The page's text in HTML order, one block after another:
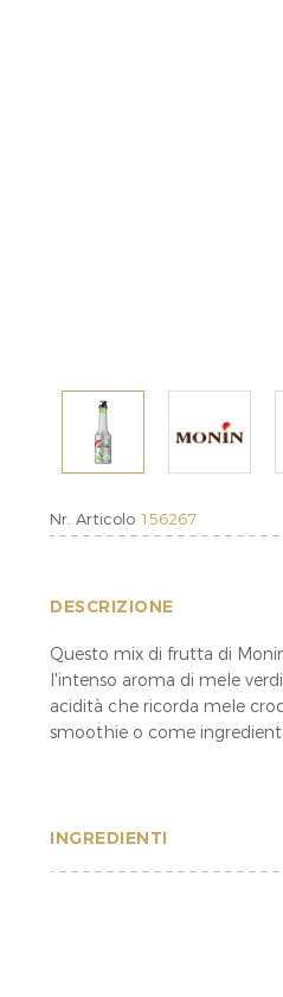
Nr. Articolo 156267
DESCRIZIONE
Questo mix di frutta di
l'intenso aroma di mele
acidità che ricorda mele
smoothie o come
INGREDIENTI